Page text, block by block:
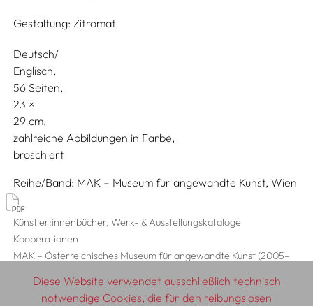
Gestaltung: Zitromat
Deutsch/
Englisch
56 Seiten,
23
29
zahlreiche Abbildungen in Farbe
broschiert
Reihe/Band MAK – Museum für angewandte Kunst, Wien
Künstler:innenbücher, Werk- & Ausstellungskataloge
Kooperationen
MAK – Österreichisches Museum für angewandte Kunst (2005–
Diese Website verwendet ausschließlich technisch
notwendige Cookies, die für den reibungslosen